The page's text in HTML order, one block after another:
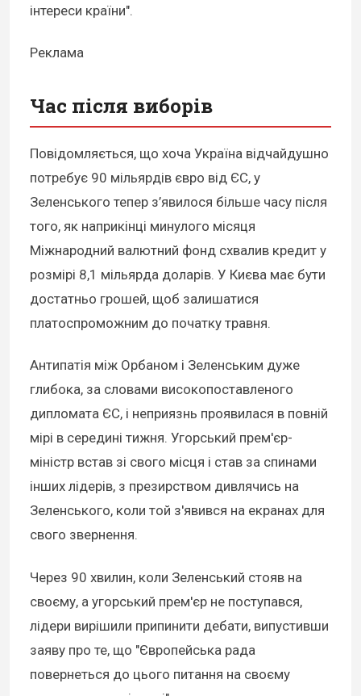
інтереси країни".
Реклама
Час після виборів
Повідомляється, що хоча Україна відчайдушно
потребує 90 мільярдів євро від ЄС, у
Зеленського тепер з’явилося більше часу після
того, як наприкінці минулого місяця
Міжнародний валютний фонд схвалив кредит у
розмірі 8,1 мільярда доларів. У Києва має бути
достатньо грошей, щоб залишатися
платоспроможним до початку травня.
Антипатія між Орбаном і Зеленським дуже
глибока, за словами високопоставленого
дипломата ЄС, і неприязнь проявилася в повній
мірі в середині тижня. Угорський прем'єр-
міністр встав зі свого місця і став за спинами
інших лідерів, з презирством дивлячись на
Зеленського, коли той з'явився на екранах для
свого звернення.
Через 90 хвилин, коли Зеленський стояв на
своєму, а угорський прем'єр не поступався,
лідери вирішили припинити дебати, випустивши
заяву про те, що "Європейська рада
повернеться до цього питання на своєму